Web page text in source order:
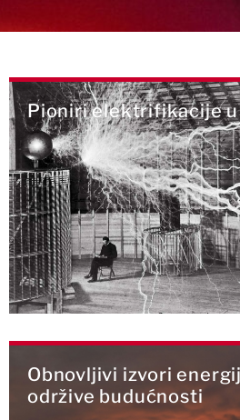
Pioniri elektrifikacije
Obnovljivi izvori
održive budućnosti